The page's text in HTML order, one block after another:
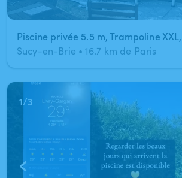
Sucy-en-Brie • 16.7 km de Paris
1/3